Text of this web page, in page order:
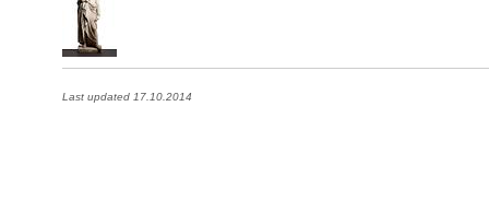
Last updated 17.10.2014